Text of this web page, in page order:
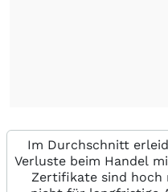
Im Durchschnitt
Verluste beim Handel
Zertifikate sind hoch